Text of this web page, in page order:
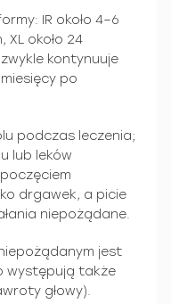
IR około 4–6
XL około 24
kontynuuje
po
podczas leczenia;
lub leków
drgawek, a picie
niepożądane.
jest
występują także
głowy).